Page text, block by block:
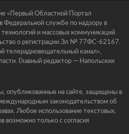
«Первый Областной Портал
Федеральной службе по надзору в
и массовых коммуникаций
о регистрации Эл № 77ФС-62167.
канал»,
Главный редактор — Напольских
опубликованные на сайте, защищены в
законодательством об
Любое использование текстовых,
возможно только с согласия